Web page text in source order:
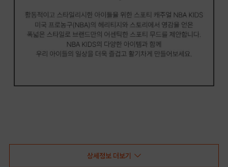
NBA키즈 팀 파이핑 포인트 볼캡(K261AP080P)
상세정보 더보기